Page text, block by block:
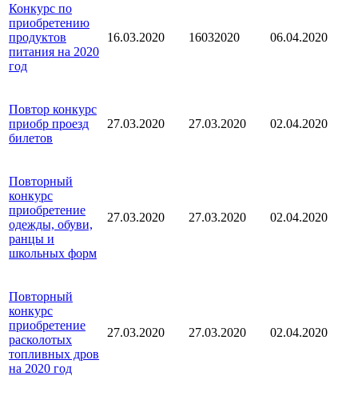
Конкурс по
приобретению
продуктов
питания на 2020
год
16.03.2020 16032020 06.04.2020
Повтор конкурс
приобр проезд
билетов
27.03.2020 27.03.2020 02.04.2020
Повторный
конкурс
приобретение
одежды, обуви,
ранцы и
школьных форм
27.03.2020 27.03.2020 02.04.2020
Повторный
конкурс
приобретение
расколотых
топливных дров
на 2020 год
27.03.2020 27.03.2020 02.04.2020